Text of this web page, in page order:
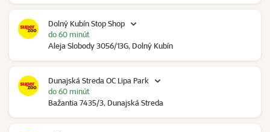
Dolný Kubín Stop Shop
Aleja Slobody 3056/13G, Dolný Kubín
do 60 minút
Dunajská Streda OC Lipa Park
Bažantia 7435/3, Dunajská Streda
do 60 minút